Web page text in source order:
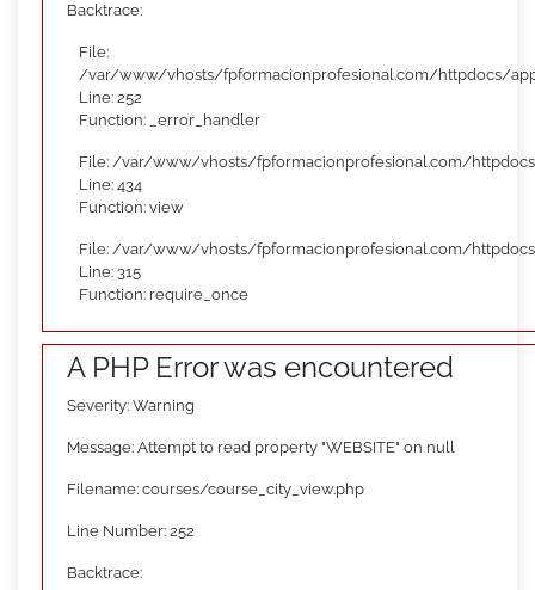
Backtrace:
File:
/var/www/vhosts/fpformacionprofesional.com/httpdocs/
Line: 252
Function: _error_handler
File: /var/www/vhosts/fpformacionprofesional.com/
Line: 434
Function: view
File: /var/www/vhosts/fpformacionprofesional.com/
Line: 315
Function: require_once
A PHP Error was encountered
Severity: Warning
Message: Attempt to read property "WEBSITE" on null
Filename: courses/course_city_view.php
Line Number: 252
Backtrace: